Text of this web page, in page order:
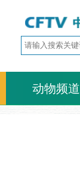
动物频道